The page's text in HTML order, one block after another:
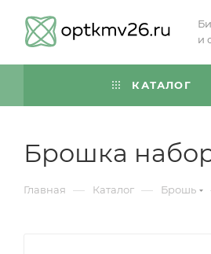
и
КАТАЛОГ
Брошка
Главная — Каталог — Брошь